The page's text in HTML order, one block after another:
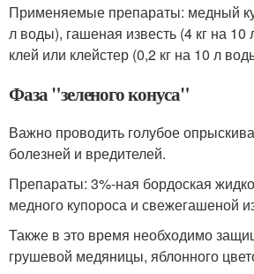
Применяемые препараты: медный
л воды), гашеная известь (4 кг на
клей или клейстер (0,2 кг на 10 л
Фаза "зеленого конуса"
Важно проводить голубое
болезней и вредителей.
Препараты: 3%-ная бордоская
медного купороса и свежегашеной
Также в это время необходимо
грушевой медяницы, яблонного